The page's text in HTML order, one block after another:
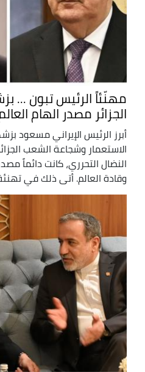
مهنّئاً الرئيس تبون ...
الجزائر مصدر الهام العالم"
أبرز الرئيس الإيراني مسعود
الاستعمار وشجاعة الشعب
النضال التحرري، كانت دائماً
وقادة العالم. أتى ذلك في تهنئة